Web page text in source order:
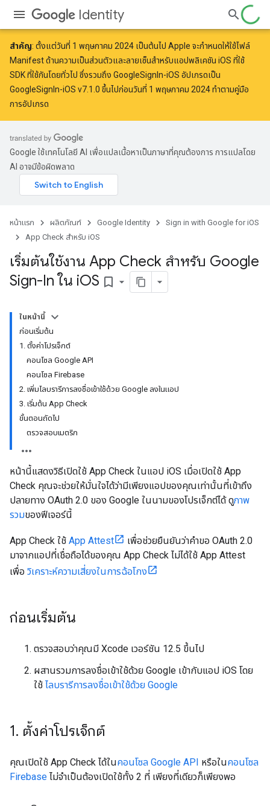
Identity
สำคัญ: ตั้งแต่วันที่ 1 พฤษภาคม 2024 เป็นต้นไป Apple จะกำหนดให้ใช้ไฟล์
Manifest ด้านความเป็นส่วนตัวและลายเซ็นสำหรับแอปพลิเคชัน iOS ที่ใช้
SDK ที่ใช้กันโดยทั่วไป ซึ่งรวมถึง GoogleSignIn-iOS อัปเกรดเป็น
GoogleSignIn-iOS v7.1.0 ขึ้นไปก่อนวันที่ 1 พฤษภาคม 2024 ทำตามคู่มือ
การอัปเกรด
Google ใช้เทคโนโลยี AI เพื่อแปลเนื้อหาเป็นภาษาที่คุณต้องการ การแปลโดย
AI อาจมีข้อผิดพลาด
หน้าแรก ผลิตภัณฑ์ Google Identity
Sign in with Google for iOS
App Check สำหรับ iOS
เริ่มต้นใช้งาน App Check สำหรับ Google
Sign-In ใน iOS bookmark_border
ในหน้านี้
ก่อนเริ่มต้น
1. ตั้งค่าโปรเจ็กต์
คอนโซล Google API
คอนโซล Firebase
2. เพิ่มไลบรารีการลงชื่อเข้าใช้ด้วย Google ลงในแอป
3. เริ่มต้น App Check
ขั้นตอนถัดไป
ตรวจสอบเมตริก
หน้านี้แสดงวิธีเปิดใช้ App Check ในแอป iOS เมื่อเปิดใช้ App
Check คุณจะช่วยให้มั่นใจได้ว่ามีเพียงแอปของคุณเท่านั้นที่เข้าถึง
ปลายทาง OAuth 2.0 ของ Google ในนามของโปรเจ็กต์ได้ ดูภาพ
รวมของฟีเจอร์นี้
App Check ใช้ App Attest
เพื่อช่วยยืนยันว่าคำขอ OAuth 2.0
มาจากแอปที่เชื่อถือได้ของคุณ App Check ไม่ได้ใช้ App Attest
เพื่อ วิเคราะห์ความเสี่ยงในการฉ้อโกง
ก่อนเริ่มต้น
ตรวจสอบว่าคุณมี Xcode เวอร์ชัน 12.5 ขึ้นไป
ผสานรวมการลงชื่อเข้าใช้ด้วย Google เข้ากับแอป iOS โดย
ใช้ ไลบรารีการลงชื่อเข้าใช้ด้วย Google
1. ตั้งค่าโปรเจ็กต์
คุณเปิดใช้ App Check ได้ในคอนโซล Google API หรือในคอนโซล
Firebase ไม่จำเป็นต้องเปิดใช้ทั้ง 2 ที่ เพียงที่เดียวก็เพียงพอ